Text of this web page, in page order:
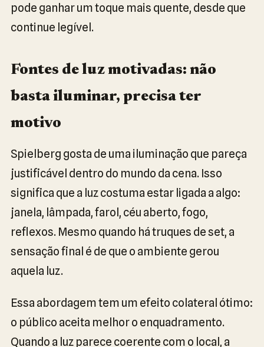
pode ganhar um toque mais quente, desde que
continue legível.
Fontes de luz motivadas: não
basta iluminar, precisa ter
motivo
Spielberg gosta de uma iluminação que pareça
justificável dentro do mundo da cena. Isso
significa que a luz costuma estar ligada a algo:
janela, lâmpada, farol, céu aberto, fogo,
reflexos. Mesmo quando há truques de set, a
sensação final é de que o ambiente gerou
aquela luz.
Essa abordagem tem um efeito colateral ótimo:
o público aceita melhor o enquadramento.
Quando a luz parece coerente com o local, a